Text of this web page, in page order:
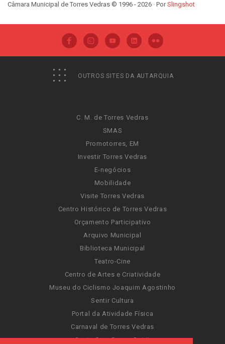
Câmara Municipal de Torres Vedras © 1996 - 2026 · PorSlingshot
OUTROS SITES DA AUTARQUIA
C. M. de Torres Vedras
SMAS
Promotorres, EM
Investir Torres Vedras
E-negócios
Mobilidade
Visite Torres Vedras
Centro Histórico de Torres Vedras
Orçamento Participativo
Arquivo Municipal
Biblioteca Municipal
Teatro-Cine
Centro de Artes e Criatividade
Museu do Ciclismo Joaquim Agostinho
Sentir Cultura
Portal da Atividade Física
Carnaval de Torres Vedras
Santa Cruz Ocean Spirit